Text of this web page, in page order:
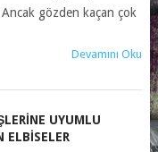
Ancak gözden kaçan çok
Devamını Oku
UYUMLU
ELBISELER